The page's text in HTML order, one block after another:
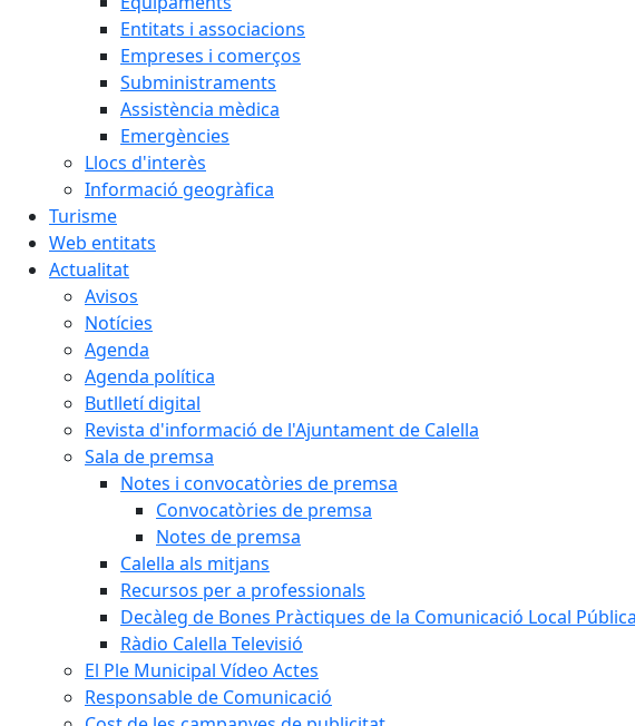
Entitats i associacions
Empreses i comerços
Subministraments
Assistència mèdica
Emergències
Llocs d'interès
Informació geogràfica
Turisme
Web entitats
Actualitat
Avisos
Notícies
Agenda
Agenda política
Butlletí digital
Revista d'informació de l'Ajuntament de Calella
Sala de premsa
Notes i convocatòries de premsa
Convocatòries de premsa
Notes de premsa
Calella als mitjans
Recursos per a professionals
Decàleg de Bones Pràctiques de la Comunicació Local Pública
Ràdio Calella Televisió
El Ple Municipal Vídeo Actes
Responsable de Comunicació